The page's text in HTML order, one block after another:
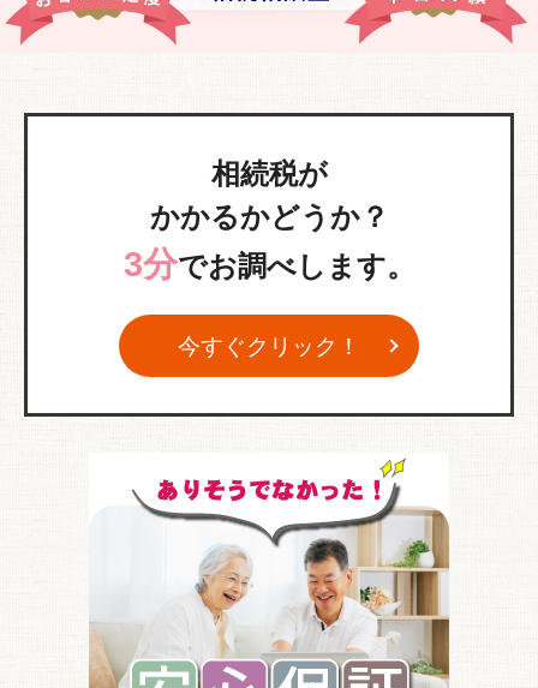
相続税が
かかるかどうか？
3分でお調べします。
今すぐクリック！